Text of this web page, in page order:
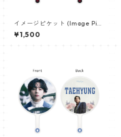
イメージピケット (Image Pic
ket) うちわ - ジン (JIN-18)
¥1,500